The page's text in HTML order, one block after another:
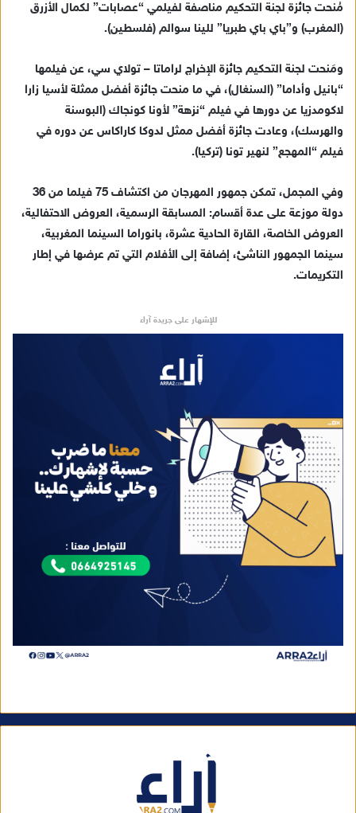
مُنحت جائزة لجنة التحكيم مناصفة لفيلمي “عصابات” لكمال الأزرق
(المغرب) و”باي باي طبريا” للينا سوالم (فلسطين).
ومَنحت لجنة التحكيم جائزة الإخراج لراماتا – تولاي سي، عن فيلمها
“بانيل وأداما” (السنغال)، في ما منحت جائزة أفضل ممثلة لأسيا زارا
لاكومدزيا عن دورها في فيلم “نزهة” لأونا كونجاك (البوسنة
والهرسك)، وعادت جائزة أفضل ممثل لدوكا كاراكاس عن دوره في
فيلم “المهجع” لنهير تونا (تركيا).
وفي المجمل، تمكن جمهور المهرجان من اكتشاف 75 فيلما من 36
دولة موزعة على عدة أقسام: المسابقة الرسمية، العروض الاحتفالية،
العروض الخاصة، القارة الحادية عشرة، بانوراما السينما المغربية،
سينما الجمهور الناشئ، إضافة إلى الأفلام التي تم عرضها في إطار
التكريمات.
للإشهار على جريدة آراء